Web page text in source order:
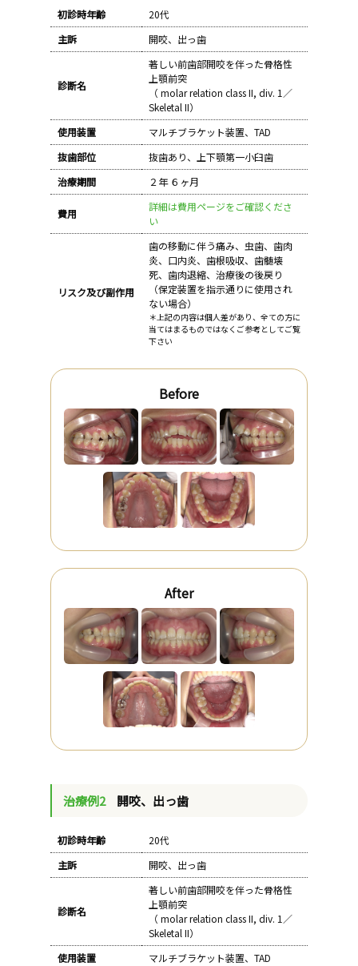
初診時年齢
20代
主訴
開咬、出っ歯
診断名
著しい前歯部開咬を伴った骨格性
上顎前突
（ molar relation class II, div. 1／
Skeletal II）
使用装置
マルチブラケット装置、TAD
抜歯部位
抜歯あり、上下顎第一小臼歯
治療期間
２年 ６ヶ月
費用
詳細は費用ページをご確認くださ
い
リスク及び副作用
歯の移動に伴う痛み、虫歯、歯肉
炎、口内炎、歯根吸収、歯髄壊
死、歯肉退縮、治療後の後戻り
（保定装置を指示通りに使用され
ない場合）
＊上記の内容は個人差があり、全ての方に
当てはまるものではなくご参考としてご覧
下さい
Before
After
治療例2 開咬、出っ歯
初診時年齢
20代
主訴
開咬、出っ歯
診断名
著しい前歯部開咬を伴った骨格性
上顎前突
（ molar relation class II, div. 1／
Skeletal II）
使用装置
マルチブラケット装置、TAD